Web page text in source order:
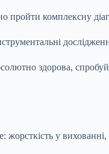
комплексну
здорова,
у вихованні,